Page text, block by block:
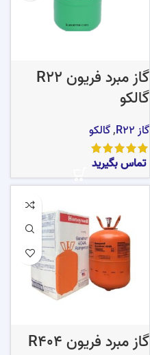
گاز مبرد فریون R22
گالکو
گاز R22 ,گالکو
تماس بگیرید
گاز مبرد فریون R404